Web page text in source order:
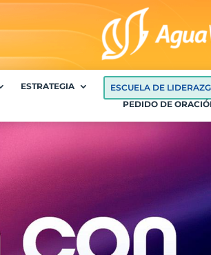
ESTRATEGIA ESCUELA DE
PEDIDO DE